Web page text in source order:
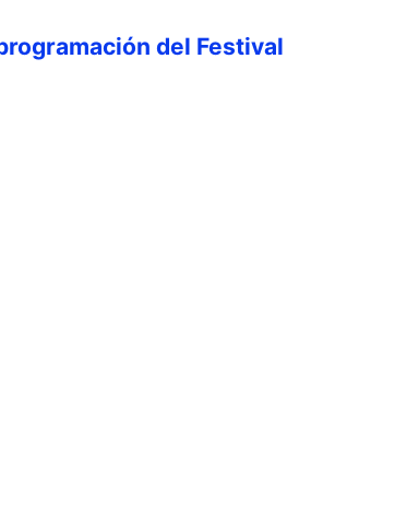
del Festival